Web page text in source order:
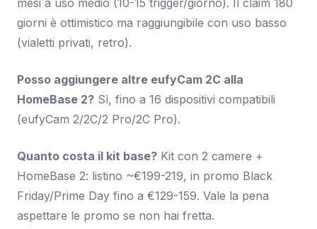
giorni è ottimistico ma raggiungibile con uso basso
(vialetti privati, retro).
Posso aggiungere altre eufyCam 2C alla
HomeBase 2? Sì, fino a 16 dispositivi compatibili
(eufyCam 2/2C/2 Pro/2C Pro).
Quanto costa il kit base? Kit con 2 camere +
HomeBase 2: listino ~€199-219, in promo Black
Friday/Prime Day fino a €129-159. Vale la pena
aspettare le promo se non hai fretta.